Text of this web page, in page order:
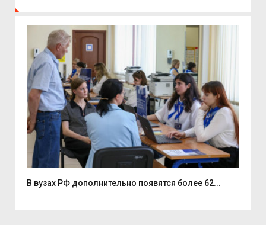
В вузах РФ дополнительно появятся более 62...